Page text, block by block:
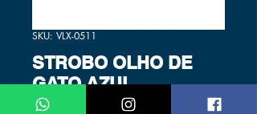
SKU: VLX-0511
STROBO OLHO DE
GATO AZUL